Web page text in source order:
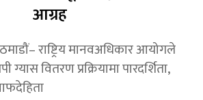
आग्रह
राष्ट्रिय मानवअधिकार आयोगले
ग्यास वितरण प्रक्रियामा पारदर्शिता,